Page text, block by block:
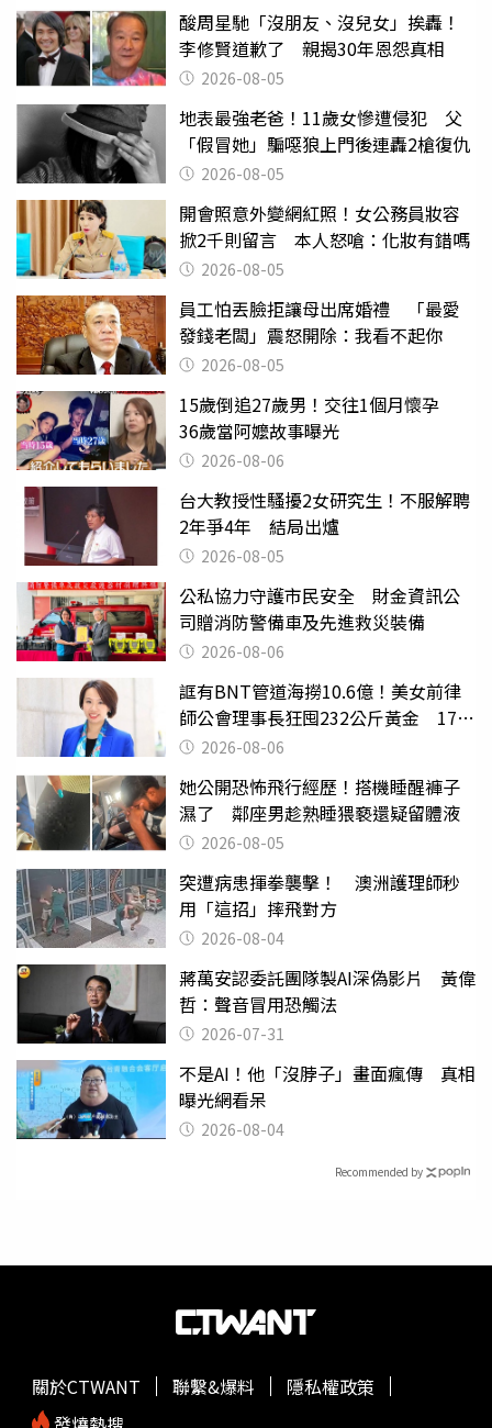
酸周星馳「沒朋友、沒兒女」挨轟！
李修賢道歉了 親揭30年恩怨真相
2026-08-05
地表最強老爸！11歲女慘遭侵犯 父
「假冒她」騙噁狼上門後連轟2槍復仇
2026-08-05
開會照意外變網紅照！女公務員妝容
掀2千則留言 本人怒嗆：化妝有錯嗎
2026-08-05
員工怕丟臉拒讓母出席婚禮 「最愛
發錢老闆」震怒開除：我看不起你
2026-08-05
15歲倒追27歲男！交往1個月懷孕
36歲當阿嬤故事曝光
2026-08-06
台大教授性騷擾2女研究生！不服解聘
2年爭4年 結局出爐
2026-08-05
公私協力守護市民安全 財金資訊公
司贈消防警備車及先進救災裝備
2026-08-06
誆有BNT管道海撈10.6億！美女前律
師公會理事長狂囤232公斤黃金 17人
遭起訴
2026-08-06
她公開恐怖飛行經歷！搭機睡醒褲子
濕了 鄰座男趁熟睡猥褻還疑留體液
2026-08-05
突遭病患揮拳襲擊！ 澳洲護理師秒
用「這招」摔飛對方
2026-08-04
蔣萬安認委託團隊製AI深偽影片 黃偉
哲：聲音冒用恐觸法
2026-07-31
不是AI！他「沒脖子」畫面瘋傳 真相
曝光網看呆
2026-08-04
Recommended by
關於CTWANT 聯繫&爆料
隱私權政策